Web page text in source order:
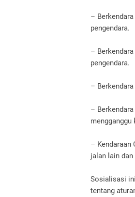
–
pengendara.
–
pengendara.
–
–
mengganggu
– Kendaraan
jalan lain
Sosialisasi
tentang